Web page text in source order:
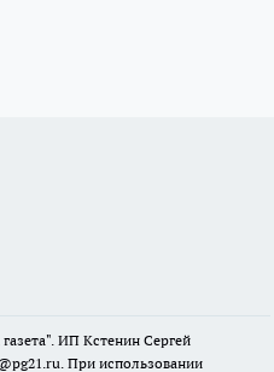
ИП Кстенин Сергей
При использовании